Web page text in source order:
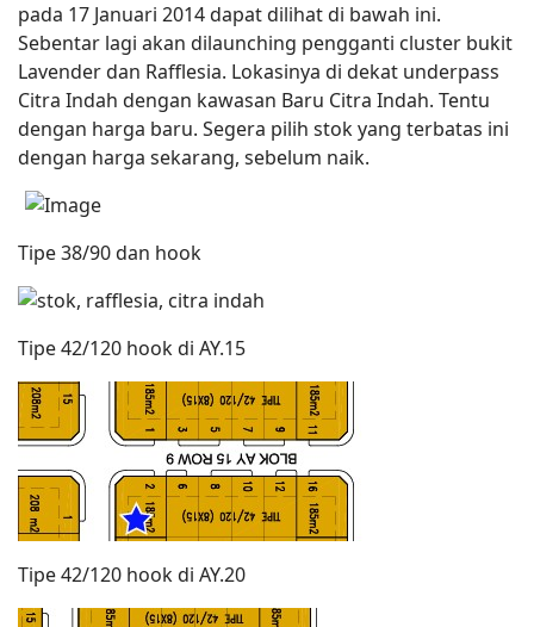
pada 17 Januari 2014 dapat dilihat di bawah ini.
Sebentar lagi akan dilaunching pengganti cluster bukit
Lavender dan Rafflesia. Lokasinya di dekat underpass
Citra Indah dengan kawasan Baru Citra Indah. Tentu
dengan harga baru. Segera pilih stok yang terbatas ini
dengan harga sekarang, sebelum naik.
Tipe 38/90 dan hook
Tipe 42/120 hook di AY.15
Tipe 42/120 hook di AY.20